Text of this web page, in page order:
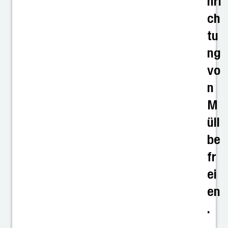
ch
tu
ng
vo
n
M
üll
be
fr
ei
en
.